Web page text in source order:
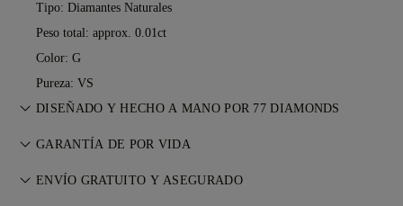
Tipo: Diamantes Naturales
Peso total: approx. 0.01ct
Color: G
Pureza: VS
DISEÑADO Y HECHO A MANO POR 77 DIAMONDS
Perfeccionando el arte joyero, pieza a pieza, de la mano de
GARANTÍA DE POR VIDA
Con cualquier compra en 77 Diamonds, recibes una garantía
ENVÍO GRATUITO Y ASEGURADO